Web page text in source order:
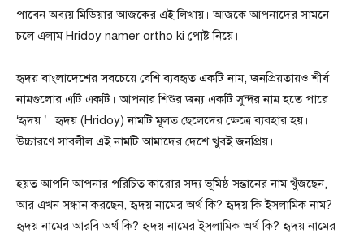
পাবেন অব্যয় মিডিয়ার আজকের এই লিখায়। আজকে আপনাদের সামনে
চলে এলাম Hridoy namer ortho ki পোষ্ট নিয়ে।
হৃদয় বাংলাদেশের সবচেয়ে বেশি ব্যবহৃত একটি নাম, জনপ্রিয়তায়ও শীর্ষ
নামগুলোর এটি একটি। আপনার শিশুর জন্য একটি সুন্দর নাম হতে পারে
‘হৃদয় ’। হৃদয় (Hridoy) নামটি মূলত ছেলেদের ক্ষেত্রে ব্যবহার হয়।
উচ্চারণে সাবলীল এই নামটি আমাদের দেশে খুবই জনপ্রিয়।
হয়ত আপনি আপনার পরিচিত কারোর সদ্য ভূমিষ্ঠ সন্তানের নাম খুঁজছেন,
আর এখন সন্ধান করছেন, হৃদয় নামের অর্থ কি? হৃদয় কি ইসলামিক নাম?
হৃদয় নামের আরবি অর্থ কি? হৃদয় নামের ইসলামিক অর্থ কি? হৃদয় নামের